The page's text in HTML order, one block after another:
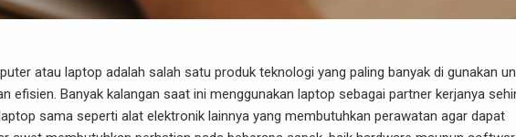
atau laptop adalah salah satu produk teknologi yang paling banyak di gunakan
efisien. Banyak kalangan saat ini menggunakan laptop sebagai partner kerjanya
sama seperti alat elektronik lainnya yang membutuhkan perawatan agar dapat